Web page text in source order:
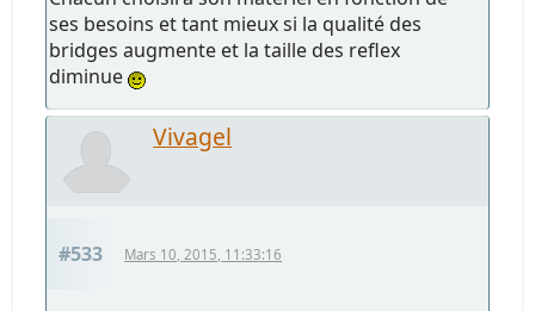
ses besoins et tant mieux si la qualité des
bridges augmente et la taille des reflex
diminue
Vivagel
#533 Mars 10, 2015, 11:33:16